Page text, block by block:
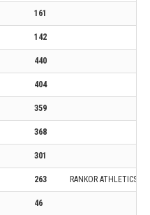
161
142
440
404
359
368
301
263 RANKOR ATHLETICS
46